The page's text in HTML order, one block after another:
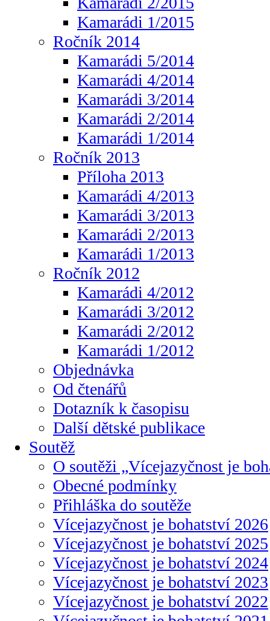
Kamarádi 1/2015
Ročník 2014
Kamarádi 5/2014
Kamarádi 4/2014
Kamarádi 3/2014
Kamarádi 2/2014
Kamarádi 1/2014
Ročník 2013
Příloha 2013
Kamarádi 4/2013
Kamarádi 3/2013
Kamarádi 2/2013
Kamarádi 1/2013
Ročník 2012
Kamarádi 4/2012
Kamarádi 3/2012
Kamarádi 2/2012
Kamarádi 1/2012
Objednávka
Od čtenářů
Dotazník k časopisu
Další dětské publikace
Soutěž
O soutěži „Vícejazyčnost je
Obecné podmínky
Přihláška do soutěže
Vícejazyčnost je bohatství 2026
Vícejazyčnost je bohatství 2025
Vícejazyčnost je bohatství 2024
Vícejazyčnost je bohatství 2023
Vícejazyčnost je bohatství 2022